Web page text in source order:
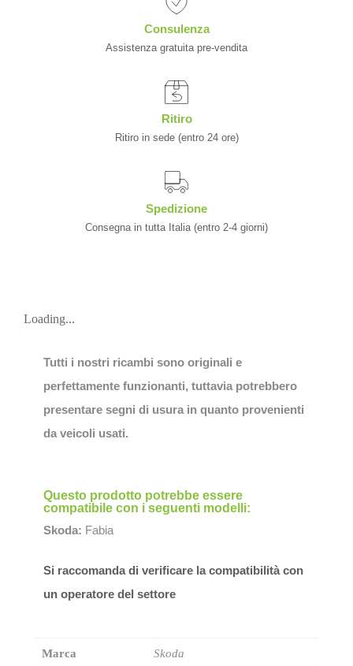
Consulenza
Assistenza gratuita pre-vendita
Ritiro
Ritiro in sede (entro 24 ore)
Spedizione
Consegna in tutta Italia (entro 2-4 giorni)
Loading...
Tutti i nostri ricambi sono originali e
perfettamente funzionanti, tuttavia potrebbero
presentare segni di usura in quanto provenienti
da veicoli usati.
Questo prodotto potrebbe essere
compatibile con i seguenti modelli:
Skoda: Fabia
Si raccomanda di verificare la compatibilità con
un operatore del settore
Marca Skoda